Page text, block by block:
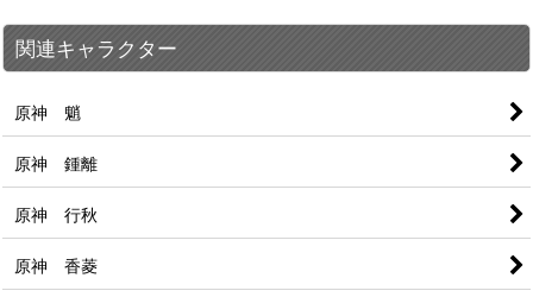
関連キャラクター
原神 魈
原神 鍾離
原神 行秋
原神 香菱